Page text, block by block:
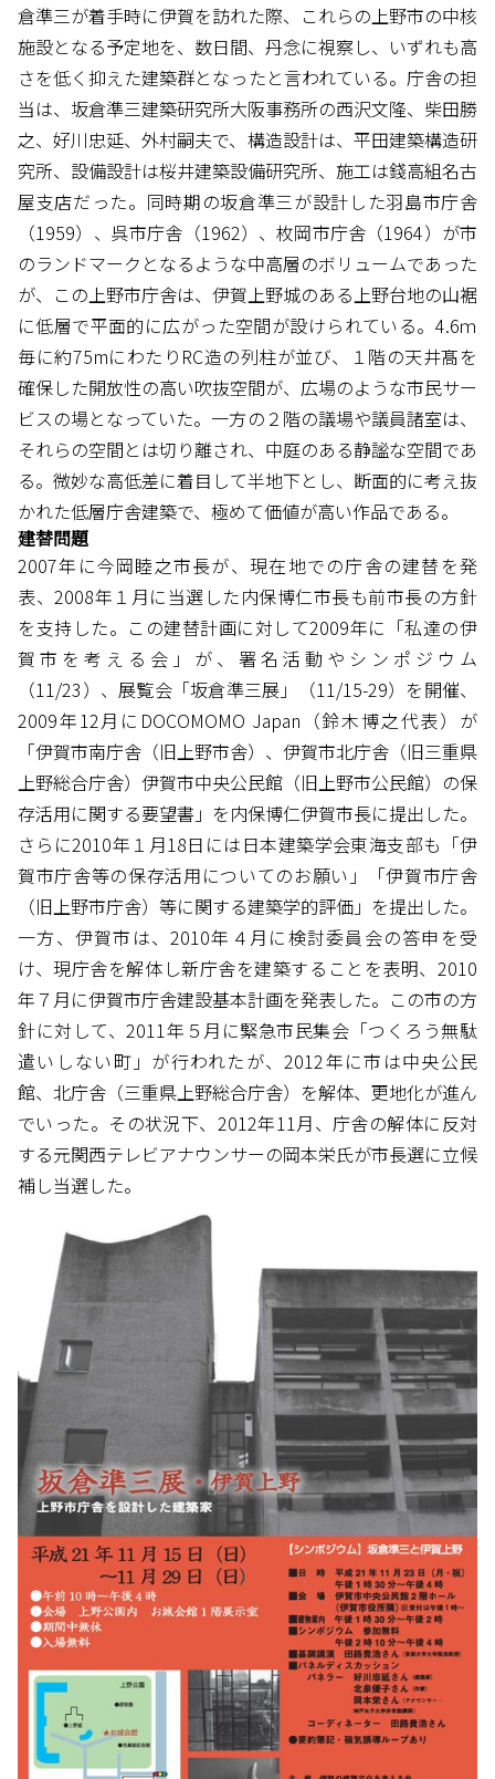
倉準三が着手時に伊賀を訪れた際、これらの上野市の中核
施設となる予定地を、数日間、丹念に視察し、いずれも高
さを低く抑えた建築群となったと言われている。庁舎の担
当は、坂倉準三建築研究所大阪事務所の西沢文隆、柴田勝
之、好川忠延、外村嗣夫で、構造設計は、平田建築構造研
究所、設備設計は桜井建築設備研究所、施工は錢高組名古
屋支店だった。同時期の坂倉準三が設計した羽島市庁舎
（1959）、呉市庁舎（1962）、枚岡市庁舎（1964）が市
のランドマークとなるような中高層のボリュームであった
が、この上野市庁舎は、伊賀上野城のある上野台地の山裾
に低層で平面的に広がった空間が設けられている。4.6ｍ
毎に約75mにわたりRC造の列柱が並び、１階の天井髙を
確保した開放性の高い吹抜空間が、広場のような市民サー
ビスの場となっていた。一方の２階の議場や議員諸室は、
それらの空間とは切り離され、中庭のある静謐な空間であ
る。微妙な高低差に着目して半地下とし、断面的に考え抜
かれた低層庁舎建築で、極めて価値が高い作品である。
建替問題
2007年に今岡睦之市長が、現在地での庁舎の建替を発
表、2008年１月に当選した内保博仁市長も前市長の方針
を支持した。この建替計画に対して2009年に「私達の伊
賀市を考える会」が、署名活動やシンポジウム
（11/23）、展覧会「坂倉準三展」（11/15-29）を開催、
2009年12月にDOCOMOMO Japan（鈴木博之代表）が
「伊賀市南庁舎（旧上野市舎）、伊賀市北庁舎（旧三重県
上野総合庁舎）伊賀市中央公民館（旧上野市公民館）の保
存活用に関する要望書」を内保博仁伊賀市長に提出した。
さらに2010年１月18日には日本建築学会東海支部も「伊
賀市庁舎等の保存活用についてのお願い」「伊賀市庁舎
（旧上野市庁舎）等に関する建築学的評価」を提出した。
一方、伊賀市は、2010年４月に検討委員会の答申を受
け、現庁舎を解体し新庁舎を建築することを表明、2010
年７月に伊賀市庁舎建設基本計画を発表した。この市の方
針に対して、2011年５月に緊急市民集会「つくろう無駄
遣いしない町」が行われたが、2012年に市は中央公民
館、北庁舎（三重県上野総合庁舎）を解体、更地化が進ん
でいった。その状況下、2012年11月、庁舎の解体に反対
する元関西テレビアナウンサーの岡本栄氏が市長選に立候
補し当選した。